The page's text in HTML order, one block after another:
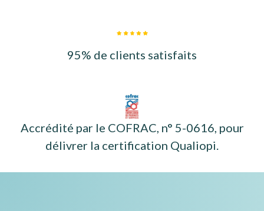
95% de clients satisfaits
Accrédité par le COFRAC, n° 5-0616, pour
délivrer la certification Qualiopi.